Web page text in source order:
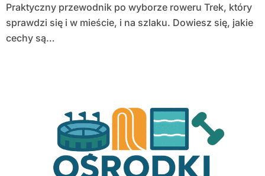
Praktyczny przewodnik po wyborze roweru Trek, który
sprawdzi się i w mieście, i na szlaku. Dowiesz się, jakie
cechy są…